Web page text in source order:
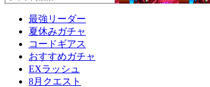
最強リーダー
夏休みガチャ
コードギアス
おすすめガチャ
EXラッシュ
8月クエスト